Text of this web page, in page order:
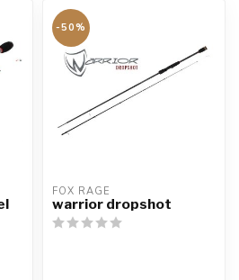
-50%
FOX RAGE
warrior dropshot